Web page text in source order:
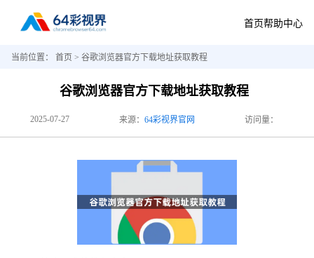
首页帮助中心
当前位置： 首页 > 谷歌浏览器官方下载地址获取教程
谷歌浏览器官方下载地址获取教程
2025-07-27 来源： 64彩视界官网 访问量：